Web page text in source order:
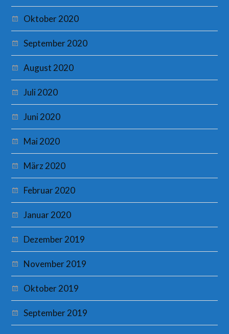
Oktober 2020
September 2020
August 2020
Juli 2020
Juni 2020
Mai 2020
März 2020
Februar 2020
Januar 2020
Dezember 2019
November 2019
Oktober 2019
September 2019